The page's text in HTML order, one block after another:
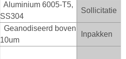
Aluminium 6005-T5,
SS304
Sollicitatie
Geanodiseerd boven
10um
Inpakken